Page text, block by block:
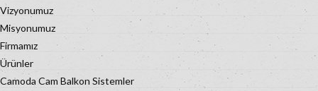
Vizyonumuz
Misyonumuz
Firmamız
Ürünler
Camoda Cam Balkon Sistemler